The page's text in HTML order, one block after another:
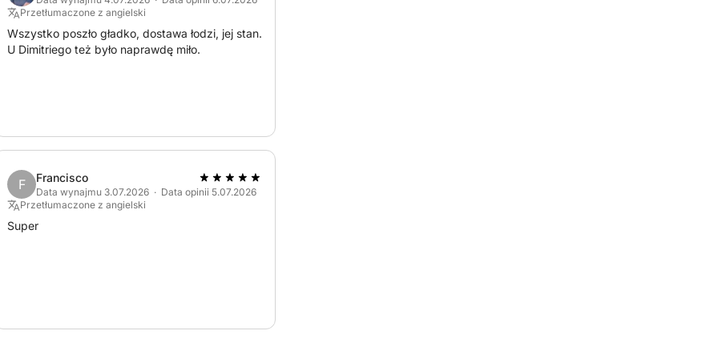
Przetłumaczone z angielski
Wszystko poszło gładko, dostawa łodzi, jej stan.
U Dimitriego też było naprawdę miło.
F Francisco
Data wynajmu 3.07.2026 · Data opinii 5.07.2026
Przetłumaczone z angielski
Super